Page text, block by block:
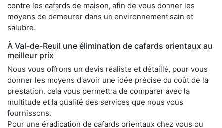
contre les cafards de maison, afin de vous donner les
moyens de demeurer dans un environnement sain et
salubre.
À Val-de-Reuil une élimination de cafards orientaux au
meilleur prix
Nous vous offrons un devis réaliste et détaillé, pour vous
donner les moyens d'avoir une idée précise du coût de la
prestation. cela vous permettra de comparer avec la
multitude et la qualité des services que nous vous
fournissons.
Pour une éradication de cafards orientaux chez vous ou